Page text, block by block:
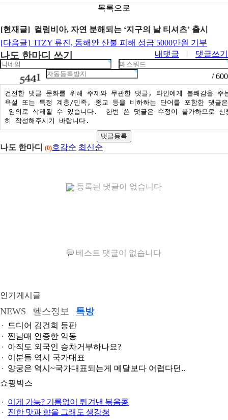
목록으로
[현재글] 컬럼비아, 자연 분해되는 ‘지구의 날 티셔츠’ 출시
[다음글]ITZY 류진, 동해안 산불 피해 성금 5000만원 기부
나도 한마디 쓰기 내댓글 댓글쓰기
/ 600
댓글등록
나도 한마디 (0)호감순 최신순
등록된 댓글이 없습니다
베스트 댓글이 없습니다
인기게시글
NEWS 헬스정보 톡방
드디어 김건희 등판
찐남매 인증한 악동
아직도 외국인 승차거부하나요?
이분들 역시 국가대표
양궁은 역시~국가대표되는게 메달보다 어렵다던..
쇼핑박스
이게 가능? 기름없이 튀겨낸 볶음콩
진한 맛과 향을 그래도 생강청